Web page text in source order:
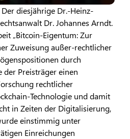
Der diesjährige Dr.-Heinz-
Dr. Johannes Arndt.
„Bitcoin-Eigentum: Zur
Zuweisung außer-rechtlicher
durch
der Preisträger einen
rechtlicher
Technologie und damit
in Zeiten der Digitalisierung,
einstimmig unter
Einreichungen